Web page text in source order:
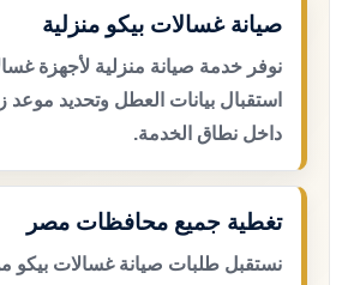
صيانة غسالات بيكو منزلية
نوفر خدمة صيانة منزلية لأجهزة
استقبال بيانات العطل وتحديد موعد
داخل نطاق الخدمة.
تغطية جميع محافظات مصر
نستقبل طلبات صيانة غسالات بيكو